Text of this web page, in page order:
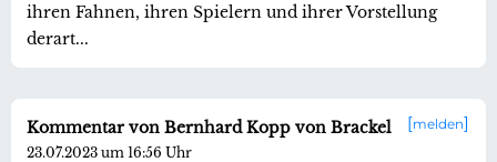
ihren Fahnen, ihren Spielern und ihrer Vorstellung
derart...
melden
Kommentar von Bernhard Kopp von Brackel
23.07.2023 um 16:56 Uhr